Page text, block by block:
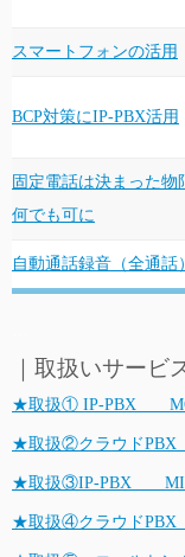
スマートフォンの活用
BCP対策にIP-PBX活用
固定電話は決まった物
何でも可に
自動通話録音（全通話）
｜取扱いサービ
★取扱① IP-PBX
★取扱②クラウドPBX
★取扱③IP-PBX
★取扱④クラウド